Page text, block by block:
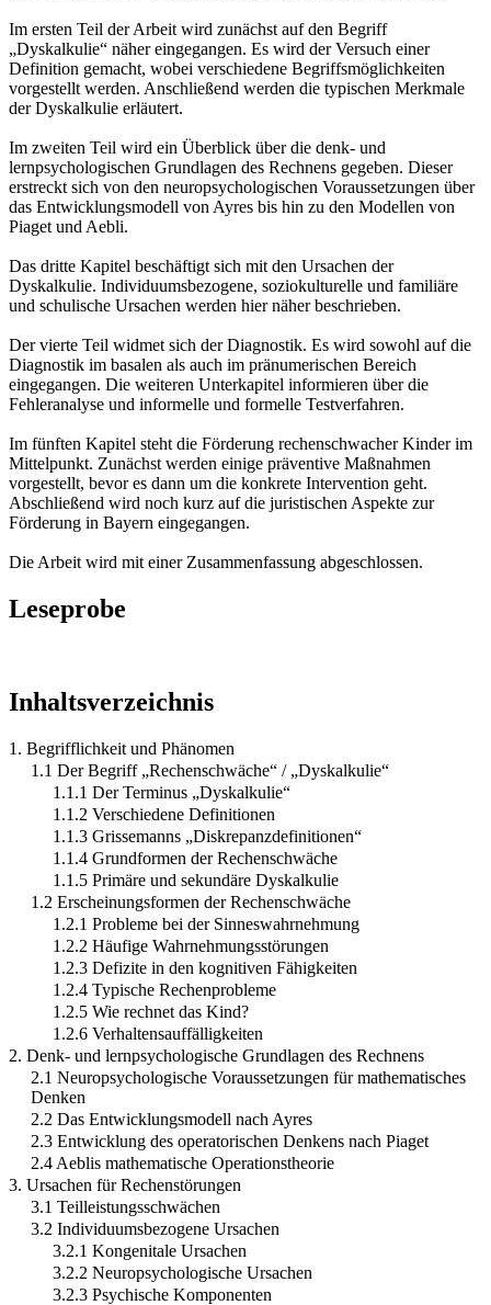
Im ersten Teil der Arbeit wird zunächst auf den Begriff
„Dyskalkulie“ näher eingegangen. Es wird der Versuch einer
Definition gemacht, wobei verschiedene Begriffsmöglichkeiten
vorgestellt werden. Anschließend werden die typischen Merkmale
der Dyskalkulie erläutert.
Im zweiten Teil wird ein Überblick über die denk- und
lernpsychologischen Grundlagen des Rechnens gegeben. Dieser
erstreckt sich von den neuropsychologischen Voraussetzungen über
das Entwicklungsmodell von Ayres bis hin zu den Modellen von
Piaget und Aebli.
Das dritte Kapitel beschäftigt sich mit den Ursachen der
Dyskalkulie. Individuumsbezogene, soziokulturelle und familiäre
und schulische Ursachen werden hier näher beschrieben.
Der vierte Teil widmet sich der Diagnostik. Es wird sowohl auf die
Diagnostik im basalen als auch im pränumerischen Bereich
eingegangen. Die weiteren Unterkapitel informieren über die
Fehleranalyse und informelle und formelle Testverfahren.
Im fünften Kapitel steht die Förderung rechenschwacher Kinder im
Mittelpunkt. Zunächst werden einige präventive Maßnahmen
vorgestellt, bevor es dann um die konkrete Intervention geht.
Abschließend wird noch kurz auf die juristischen Aspekte zur
Förderung in Bayern eingegangen.
Die Arbeit wird mit einer Zusammenfassung abgeschlossen.
Leseprobe
Inhaltsverzeichnis
1. Begrifflichkeit und Phänomen
1.1 Der Begriff „Rechenschwäche“ / „Dyskalkulie“
1.1.1 Der Terminus „Dyskalkulie“
1.1.2 Verschiedene Definitionen
1.1.3 Grissemanns „Diskrepanzdefinitionen“
1.1.4 Grundformen der Rechenschwäche
1.1.5 Primäre und sekundäre Dyskalkulie
1.2 Erscheinungsformen der Rechenschwäche
1.2.1 Probleme bei der Sinneswahrnehmung
1.2.2 Häufige Wahrnehmungsstörungen
1.2.3 Defizite in den kognitiven Fähigkeiten
1.2.4 Typische Rechenprobleme
1.2.5 Wie rechnet das Kind?
1.2.6 Verhaltensauffälligkeiten
2. Denk- und lernpsychologische Grundlagen des Rechnens
2.1 Neuropsychologische Voraussetzungen für mathematisches
Denken
2.2 Das Entwicklungsmodell nach Ayres
2.3 Entwicklung des operatorischen Denkens nach Piaget
2.4 Aeblis mathematische Operationstheorie
3. Ursachen für Rechenstörungen
3.1 Teilleistungsschwächen
3.2 Individuumsbezogene Ursachen
3.2.1 Kongenitale Ursachen
3.2.2 Neuropsychologische Ursachen
3.2.3 Psychische Komponenten